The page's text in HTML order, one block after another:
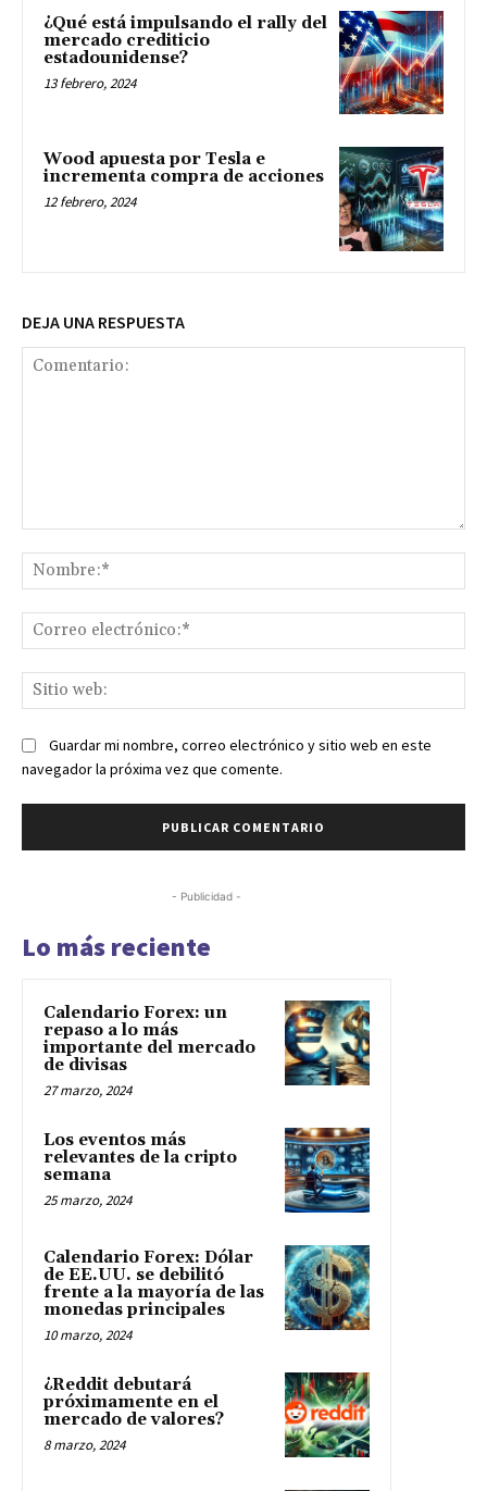
¿Qué está impulsando el rally del
mercado crediticio
estadounidense?
13 febrero, 2024
Wood apuesta por Tesla e
incrementa compra de acciones
12 febrero, 2024
DEJA UNA RESPUESTA
Guardar mi nombre, correo electrónico y sitio web en este
navegador la próxima vez que comente.
- Publicidad -
Lo más reciente
Calendario Forex: un
repaso a lo más
importante del mercado
de divisas
27 marzo, 2024
Los eventos más
relevantes de la cripto
semana
25 marzo, 2024
Calendario Forex: Dólar
de EE.UU. se debilitó
frente a la mayoría de las
monedas principales
10 marzo, 2024
¿Reddit debutará
próximamente en el
mercado de valores?
8 marzo, 2024